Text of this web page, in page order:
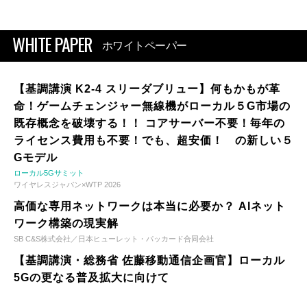
WHITE PAPER ホワイトペーパー
【基調講演 K2-4 スリーダブリュー】何もかもが革
命！ゲームチェンジャー無線機がローカル５G市場の
既存概念を破壊する！！ コアサーバー不要！毎年の
ライセンス費用も不要！でも、超安価！ の新しい５
Gモデル
ローカル5Gサミット
ワイヤレスジャパン×WTP 2026
高価な専用ネットワークは本当に必要か？ AIネット
ワーク構築の現実解
SB C&S株式会社／日本ヒューレット・パッカード合同会社
【基調講演・総務省 佐藤移動通信企画官】ローカル
5Gの更なる普及拡大に向けて